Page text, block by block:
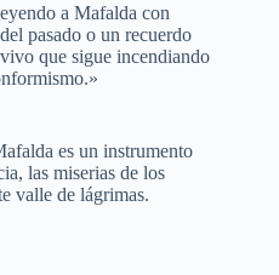
a Mafalda con
pasado o un recuerdo
que sigue incendiando
es un instrumento
las miserias de los
valle de lágrimas.